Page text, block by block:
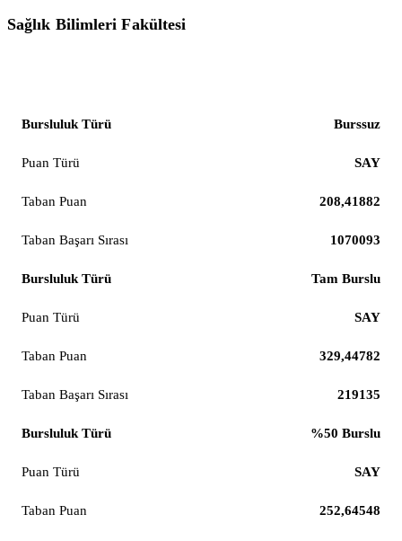
Sağlık Bilimleri Fakültesi
Burssuz
SAY
208,41882
1070093
Tam Burslu
SAY
329,44782
219135
%50 Burslu
SAY
252,64548